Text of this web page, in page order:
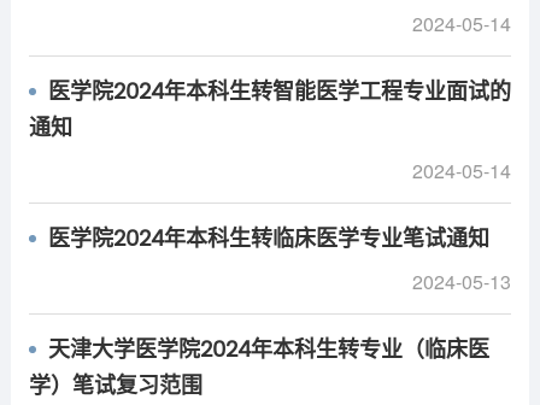
2024-05-14
医学院2024年本科生转智能医学工程专业面试的
通知
2024-05-14
医学院2024年本科生转临床医学专业笔试通知
2024-05-13
天津大学医学院2024年本科生转专业（临床医
学）笔试复习范围